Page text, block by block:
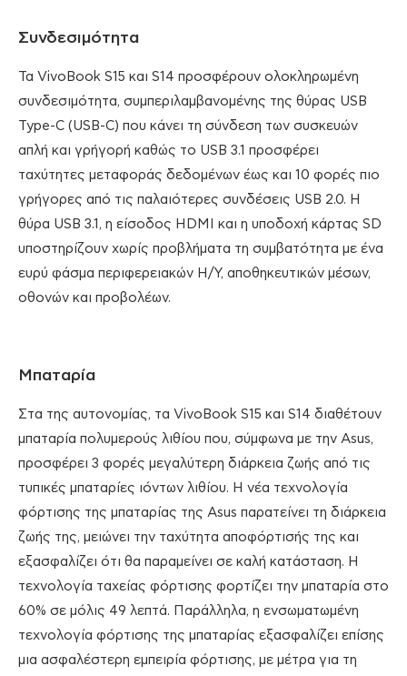
Συνδεσιμότητα
Τα VivoBook S15 και S14 προσφέρουν ολοκληρωμένη
συνδεσιμότητα, συμπεριλαμβανομένης της θύρας USB
Type-C (USB-C) που κάνει τη σύνδεση των συσκευών
απλή και γρήγορή καθώς το USB 3.1 προσφέρει
ταχύτητες μεταφοράς δεδομένων έως και 10 φορές πιο
γρήγορες από τις παλαιότερες συνδέσεις USB 2.0. Η
θύρα USB 3.1, η είσοδος HDMI και η υποδοχή κάρτας SD
υποστηρίζουν χωρίς προβλήματα τη συμβατότητα με ένα
ευρύ φάσμα περιφερειακών H/Y, αποθηκευτικών μέσων,
οθονών και προβολέων.
Μπαταρία
Στα της αυτονομίας, τα VivoBook S15 και S14 διαθέτουν
μπαταρία πολυμερούς λιθίου που, σύμφωνα με την Asus,
προσφέρει 3 φορές μεγαλύτερη διάρκεια ζωής από τις
τυπικές μπαταρίες ιόντων λιθίου. Η νέα τεχνολογία
φόρτισης της μπαταρίας της Asus παρατείνει τη διάρκεια
ζωής της, μειώνει την ταχύτητα αποφόρτισής της και
εξασφαλίζει ότι θα παραμείνει σε καλή κατάσταση. Η
τεχνολογία ταχείας φόρτισης φορτίζει την μπαταρία στο
60% σε μόλις 49 λεπτά. Παράλληλα, η ενσωματωμένη
τεχνολογία φόρτισης της μπαταρίας εξασφαλίζει επίσης
μια ασφαλέστερη εμπειρία φόρτισης, με μέτρα για τη